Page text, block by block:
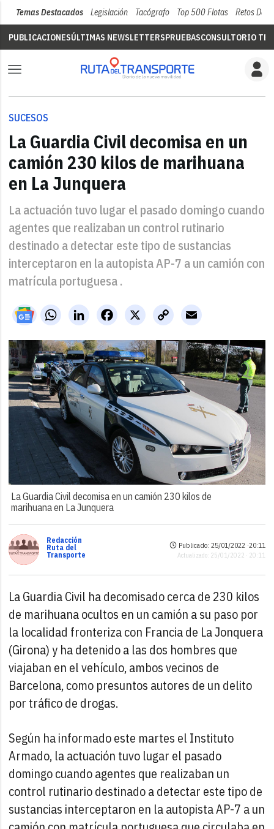
Temas Destacados Legislación Tacógrafo Top 500 Flotas Retos Del
PUBLICACIONESÚLTIMAS NEWSLETTERSPRUEBASCONSULTORIO
SUCESOS
La Guardia Civil decomisa en un
camión 230 kilos de marihuana
en La Junquera
La actuación tuvo lugar el pasado domingo cuando
agentes que realizaban un control rutinario
destinado a detectar este tipo de sustancias
interceptaron en la autopista AP-7 a un camión con
matrícula portuguesa .
WhatsAppLinkedIn X
Facebook
Copy
Link
Email
La Guardia Civil decomisa en un camión 230 kilos de
marihuana en La Junquera
Redacción
Ruta del
Transporte
Publicado: 25/01/2022 ·20:11
Actualizado: 25/01/2022 · 20:11
La Guardia Civil ha decomisado cerca de 230 kilos
de marihuana ocultos en un camión a su paso por
la localidad fronteriza con Francia de La Jonquera
(Girona) y ha detenido a las dos hombres que
viajaban en el vehículo, ambos vecinos de
Barcelona, como presuntos autores de un delito
por tráfico de drogas.
Según ha informado este martes el Instituto
Armado, la actuación tuvo lugar el pasado
domingo cuando agentes que realizaban un
control rutinario destinado a detectar este tipo de
sustancias interceptaron en la autopista AP-7 a un